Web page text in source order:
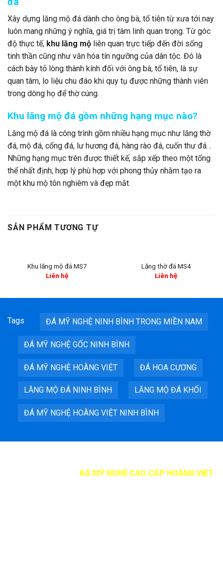
Xây dựng lăng mộ đá dành cho ông bà, tổ tiên từ xưa tới nay
luôn mang những ý nghĩa, giá trị tâm linh quan trọng. Từ góc
độ thực tế, khu lăng mộ liên quan trực tiếp đến đời sống
tinh thần cũng như văn hóa tín ngưỡng của dân tộc. Đó là
cách bày tỏ lòng thành kính đối với ông bà, tổ tiên, là sự
quan tâm, lo liệu chu đáo khi quy tụ được những thành viên
trong dòng họ để thờ cúng.
Khu lăng mộ đá gồm những hạng mục nào?
Lăng mộ đá là công trình gồm nhiều hạng mục như lăng thờ
đá, mộ đá, cổng đá, lư hương đá, hàng rào đá, cuốn thư đá…
Những hạng mục trên được thiết kế, sắp xếp theo một tổng
thể nhất định, hợp lý phù hợp với phong thủy nhằm tạo ra
một khu mộ tôn nghiêm và đẹp mắt.
SẢN PHẨM TƯƠNG TỰ
Khu lăng mộ đá MS7
Liên hệ
Lăng thờ đá MS4
Liên hệ
Tags ĐÁ MỸ NGHỆ NINH BÌNH TRONG MIỀN NAM
ĐÁ MỸ NGHỆ GỐC NINH BÌNH
ĐÁ MỸ NGHỆ HOÀNG VIỆT ĐÁ HOA CƯƠNG
LĂNG MỘ ĐÁ NINH BÌNH LĂNG MỘ ĐÁ KHỐI
ĐÁ MỸ NGHỆ HOÀNG VIỆT NINH BÌNH
ĐÁ MỸ NGHỆ CAO CẤP HOÀNG VIỆT